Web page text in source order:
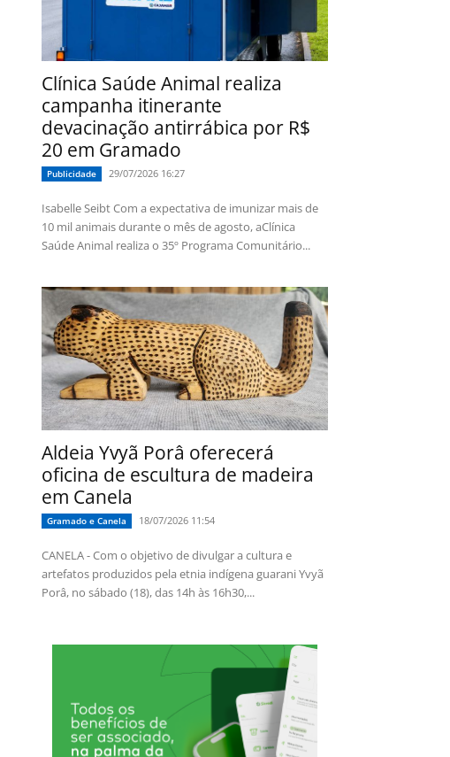
Clínica Saúde Animal realiza
campanha itinerante
devacinação antirrábica por R$
20 em Gramado
Publicidade 29/07/2026 16:27
Isabelle Seibt Com a expectativa de imunizar mais de
10 mil animais durante o mês de agosto, aClínica
Saúde Animal realiza o 35º Programa Comunitário...
Aldeia Yvyã Porâ oferecerá
oficina de escultura de madeira
em Canela
Gramado e Canela 18/07/2026 11:54
CANELA - Com o objetivo de divulgar a cultura e
artefatos produzidos pela etnia indígena guarani Yvyã
Porâ, no sábado (18), das 14h às 16h30,...